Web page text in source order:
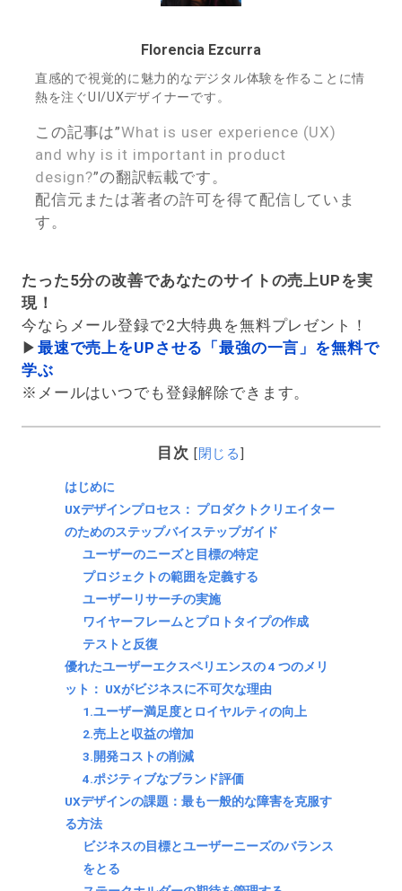
Florencia Ezcurra
直感的で視覚的に魅力的なデジタル体験を作ることに情
熱を注ぐUI/UXデザイナーです。
この記事は”What is user experience (UX)
and why is it important in product
design?”の翻訳転載です。
配信元または著者の許可を得て配信していま
す。
たった5分の改善であなたのサイトの売上UPを実
現！
今ならメール登録で2大特典を無料プレゼント！
▶︎ 最速で売上をUPさせる「最強の一言」を無料で
学ぶ
※メールはいつでも登録解除できます。
目次 [閉じる]
はじめに
UXデザインプロセス： プロダクトクリエイター
のためのステップバイステップガイド
ユーザーのニーズと目標の特定
プロジェクトの範囲を定義する
ユーザーリサーチの実施
ワイヤーフレームとプロトタイプの作成
テストと反復
優れたユーザーエクスペリエンスの 4 つのメリ
ット： UXがビジネスに不可欠な理由
1.ユーザー満足度とロイヤルティの向上
2.売上と収益の増加
3.開発コストの削減
4.ポジティブなブランド評価
UXデザインの課題：最も一般的な障害を克服す
る方法
ビジネスの目標とユーザーニーズのバランス
をとる